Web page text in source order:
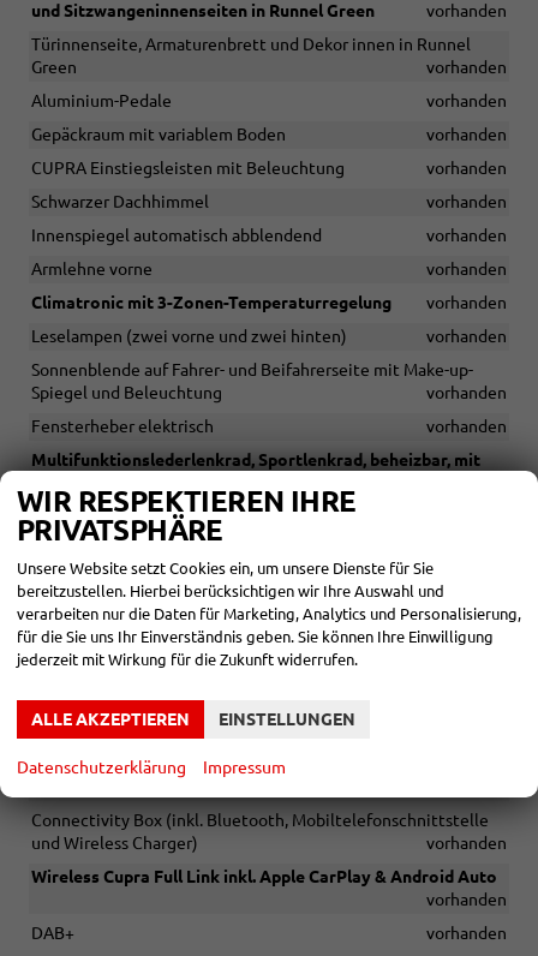
und Sitzwangeninnenseiten in Runnel Green
vorhanden
Türinnenseite, Armaturenbrett und Dekor innen in Runnel
Green
vorhanden
Aluminium-Pedale
vorhanden
Gepäckraum mit variablem Boden
vorhanden
CUPRA Einstiegsleisten mit Beleuchtung
vorhanden
Schwarzer Dachhimmel
vorhanden
Innenspiegel automatisch abblendend
vorhanden
Armlehne vorne
vorhanden
Climatronic mit 3-Zonen-Temperaturregelung
vorhanden
Leselampen (zwei vorne und zwei hinten)
vorhanden
Sonnenblende auf Fahrer- und Beifahrerseite mit Make-up-
Spiegel und Beleuchtung
vorhanden
Fensterheber elektrisch
vorhanden
Multifunktionslederlenkrad, Sportlenkrad, beheizbar, mit
6 Lautsprecher
vorhanden
Freisprecheinrichtung
vorhanden
Sprachsteuerung
10" Digitales Cockpit "Virtual Cockpit"
Connectivity Box (inkl. Bluetooth, Mobiltelefonschnittstelle
und Wireless Charger)
vorhanden
Wireless Cupra Full Link inkl. Apple CarPlay & Android Auto
vorhanden
DAB+
vorhanden
WIR RESPEKTIEREN IHRE
PRIVATSPHÄRE
Unsere Website setzt Cookies ein, um unsere Dienste für Sie
bereitzustellen. Hierbei berücksichtigen wir Ihre Auswahl und
verarbeiten nur die Daten für Marketing, Analytics und Personalisierung,
für die Sie uns Ihr Einverständnis geben. Sie können Ihre Einwilligung
jederzeit mit Wirkung für die Zukunft widerrufen.
ALLE AKZEPTIEREN EINSTELLUNGEN
Datenschutzerklärung Impressum